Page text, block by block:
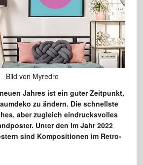
Bild von Myredro
Jahres ist ein guter Zeitpunkt,
zu ändern. Die schnellste
aber zugleich eindrucksvolles
Unter den im Jahr 2022
sind Kompositionen im Retro-